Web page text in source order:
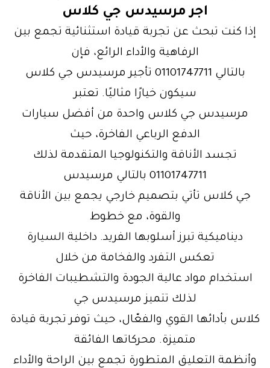
اجر مرسيدس جي كلاس
إذا كنت تبحث عن تجربة قيادة استثنائية تجمع بين
الرفاهية والأداء الرائع، فإن
بالتالي 01101747711 تأجير مرسيدس جي كلاس
سيكون خيارًا مثاليًا. تعتبر
مرسيدس جي كلاس واحدة من أفضل سيارات
الدفع الرباعي الفاخرة، حيث
تجسد الأناقة والتكنولوجيا المتقدمة لذلك
01101747711 بالتالي مرسيدس
جي كلاس تأتي بتصميم خارجي يجمع بين الأناقة
والقوة، مع خطوط
ديناميكية تبرز أسلوبها الفريد. داخلية السيارة
تعكس التفرد والفخامة من خلال
استخدام مواد عالية الجودة والتشطيبات الفاخرة
لذلك تتميز مرسيدس جي
كلاس بأدائها القوي والفعّال، حيث توفر تجربة قيادة
متميزة. محركاتها الفائقة
وأنظمة التعليق المتطورة تجمع بين الراحة والأداء